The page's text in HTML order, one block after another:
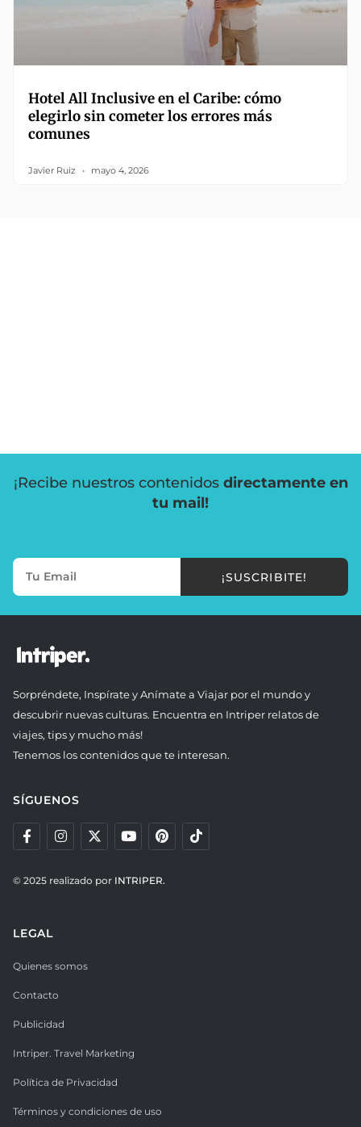
Hotel All Inclusive en el Caribe: cómo
elegirlo sin cometer los errores más
comunes
Javier Ruiz mayo 4, 2026
¡Recibe nuestros contenidos directamente en
tu mail!
¡SUSCRIBITE!
Sorpréndete, Inspírate y Anímate a Viajar por el mundo y
descubrir nuevas culturas. Encuentra en Intriper relatos de
viajes, tips y mucho más!
Tenemos los contenidos que te interesan.
SÍGUENOS
© 2025 realizado por INTRIPER.
LEGAL
Quienes somos
Contacto
Publicidad
Intriper. Travel Marketing
Política de Privacidad
Términos y condiciones de uso